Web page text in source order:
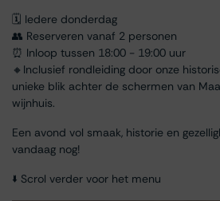
🗓 Iedere donderdag
👥 Reserveren vanaf 2 personen
⏰ Inloop tussen 18:00 - 19:00 uur
🔸Inclusief rondleiding door onze
unieke blik achter de schermen van
wijnhuis.
Een avond vol smaak, historie en
vandaag nog!
🢛 Scrol verder voor het menu